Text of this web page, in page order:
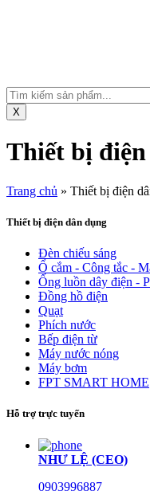
X
Thiết bị
Trang chủ » Thiết bị điện
Thiết bị điện dân dụng
Đèn chiếu sáng
Ổ cắm - Công tắc -
Ống luồn dây điện -
Đồng hồ điện
Quạt
Phích nước
Bếp điện từ
Máy nước nóng
Máy bơm
FPT SMART HOME
Hỗ trợ trực tuyến
NHƯ LỆ (CEO)
0903996887